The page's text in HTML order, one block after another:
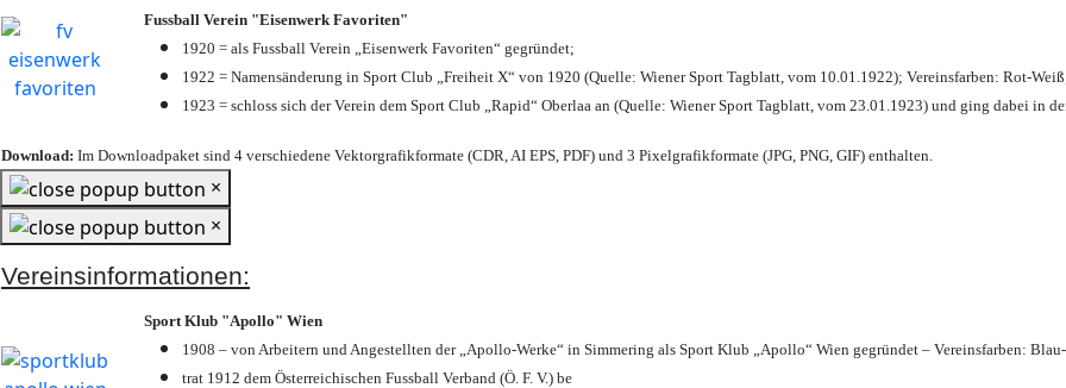
Fussball Verein "Eisenwerk Favoriten"
1920 = als Fussball Verein „Eisenwerk Favoriten“ gegründet;
1922 = Namensänderung in Sport Club „Freiheit X“ von 1920 (Quelle: Wiener Sport Tagblatt, vom 10.01.1922); Vereinsfarben: Rot-
1923 = schloss sich der Verein dem Sport Club „Rapid“ Oberlaa an (Quelle: Wiener Sport Tagblatt, vom 23.01.1923) und ging dabei in
Download: Im Downloadpaket sind 4 verschiedene Vektorgrafikformate (CDR, AI EPS, PDF) und 3 Pixelgrafikformate (JPG, PNG, GIF) enthalten.
×
×
Vereinsinformationen:
Sport Klub "Apollo" Wien
1908 – von Arbeitern und Angestellten der „Apollo-Werke“ in Simmering als Sport Klub „Apollo“ Wien gegründet – Vereinsfarben:
trat 1912 dem Österreichischen Fussball Verband (Ö. F. V.) be